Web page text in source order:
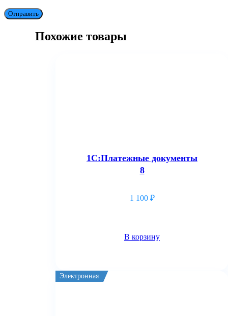
Отправить
Похожие товары
1С:Платежные документы
8
1 100 ₽
В корзину
Электронная